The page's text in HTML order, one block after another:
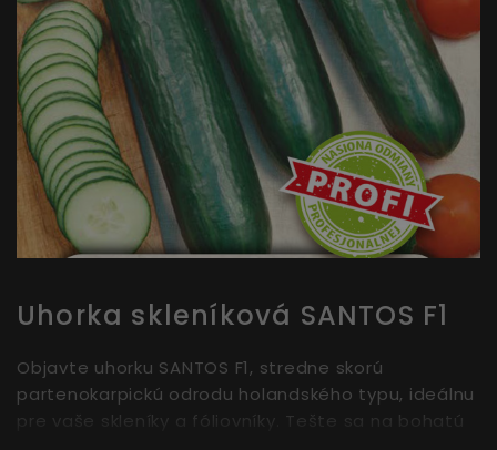
Uhorka skleníková SANTOS F1
Objavte uhorku SANTOS F1, stredne skorú
partenokarpickú odrodu holandského typu, ideálnu
pre vaše skleníky a fóliovníky. Tešte sa na bohatú